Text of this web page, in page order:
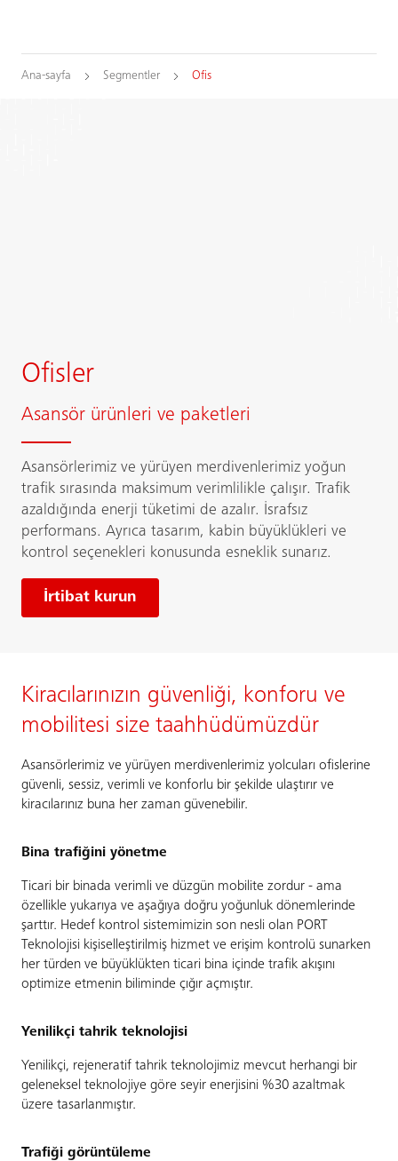
Ana-sayfa Segmentler Ofis
Ofisler
Asansör ürünleri ve paketleri
Asansörlerimiz ve yürüyen merdivenlerimiz yoğun
trafik sırasında maksimum verimlilikle çalışır. Trafik
azaldığında enerji tüketimi de azalır. İsrafsız
performans. Ayrıca tasarım, kabin büyüklükleri ve
kontrol seçenekleri konusunda esneklik sunarız.
İrtibat kurun
Kiracılarınızın güvenliği, konforu ve
mobilitesi size taahhüdümüzdür
Asansörlerimiz ve yürüyen merdivenlerimiz yolcuları ofislerine
güvenli, sessiz, verimli ve konforlu bir şekilde ulaştırır ve
kiracılarınız buna her zaman güvenebilir.
Bina trafiğini yönetme
Ticari bir binada verimli ve düzgün mobilite zordur - ama
özellikle yukarıya ve aşağıya doğru yoğunluk dönemlerinde
şarttır. Hedef kontrol sistemimizin son nesli olan PORT
Teknolojisi kişiselleştirilmiş hizmet ve erişim kontrolü sunarken
her türden ve büyüklükten ticari bina içinde trafik akışını
optimize etmenin biliminde çığır açmıştır.
Yenilikçi tahrik teknolojisi
Yenilikçi, rejeneratif tahrik teknolojimiz mevcut herhangi bir
geleneksel teknolojiye göre seyir enerjisini %30 azaltmak
üzere tasarlanmıştır.
Trafiği görüntüleme